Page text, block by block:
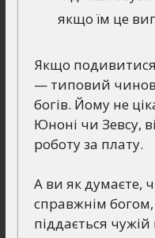
якщо їм це
Якщо
— типовий
богів. Йому не
Юноні чи Зевсу,
роботу за плату.
А ви як думаєте,
справжнім
піддається чужій